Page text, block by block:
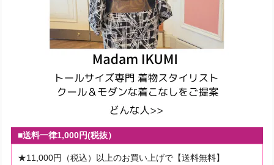
■送料一律1,000円(税抜）
★11,000円（税込）以上のお買い上げで【送料無料】